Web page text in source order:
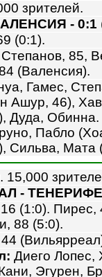
зрителей.
- 0:1
(0:1).
85,
(Валенсия).
Гамес,
Ашур, 46),
Дуда, Обинна.
Пабло
Сильва, Мата
15,000
- ТЕНЕРИФЕ
(1:0). Пирес,
88 (5:0).
Диего Лопес,
Эгурен,